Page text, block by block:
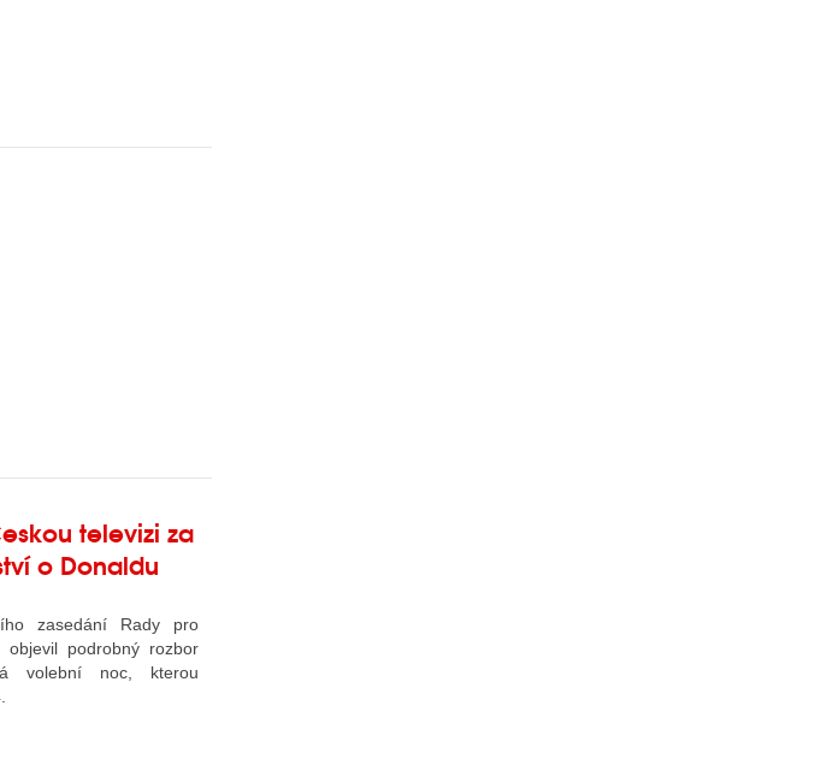
televizi za
o Donaldu
zasedání Rady pro
podrobný rozbor
volební noc, kterou